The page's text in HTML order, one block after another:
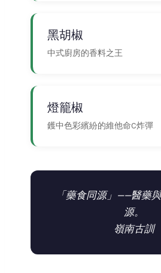
黑胡椒
中式廚房的香料之王
燈籠椒
鑊中色彩繽紛的維他命C炸彈
「藥食同源」——醫藥
源。
嶺南古訓